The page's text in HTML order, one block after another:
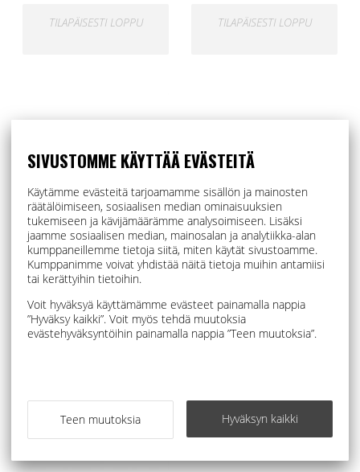
SIVUSTOMME KÄYTTÄÄ EVÄSTEITÄ
Käytämme evästeitä tarjoamamme sisällön ja mainosten
räätälöimiseen, sosiaalisen median ominaisuuksien
tukemiseen ja kävijämäärämme analysoimiseen. Lisäksi
jaamme sosiaalisen median, mainosalan ja analytiikka-alan
kumppaneillemme tietoja siitä, miten käytät sivustoamme.
Kumppanimme voivat yhdistää näitä tietoja muihin antamiisi
tai kerättyihin tietoihin.
Voit hyväksyä käyttämämme evästeet painamalla nappia
”Hyväksy kaikki”. Voit myös tehdä muutoksia
evästehyväksyntöihin painamalla nappia ”Teen muutoksia”.
Teen muutoksia Hyväksyn kaikki
TILAPÄISESTI LOPPU TILAPÄISESTI LOPPU
BIBS - Supreme vauvan
tutti 0-18kk - Vanilla
BIBS - Supreme vauvan
tutti 0-18kk - Sand